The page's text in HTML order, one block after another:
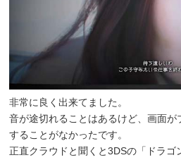
非常に良く出来てました。
音が途切れることはあるけど、画面が
することがなかったです。
正直クラウドと聞くと3DSの「ドラゴ